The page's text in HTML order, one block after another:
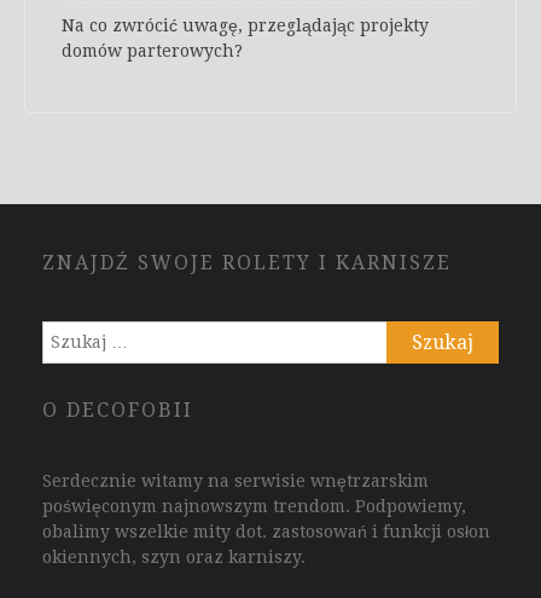
Na co zwrócić uwagę, przeglądając projekty
domów parterowych?
ZNAJDŹ SWOJE ROLETY I KARNISZE
Szukaj:
O DECOFOBII
Serdecznie witamy na serwisie wnętrzarskim
poświęconym najnowszym trendom. Podpowiemy,
obalimy wszelkie mity dot. zastosowań i funkcji osłon
okiennych, szyn oraz karniszy.